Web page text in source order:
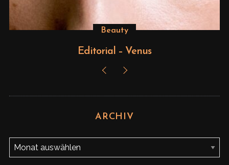
Beauty
Editorial – Venus
ARCHIV
A
r